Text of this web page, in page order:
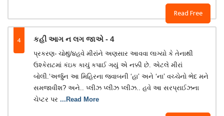
Read Free
4 કહીં આગ ન લગ જાએ - 4
પ્રકરણ- ચોથું/૪હવે મીરાંને અણસાર આવવા લાગ્યો કે તેનાથી
ઉશ્કેરાટમાં કંઇક કાચું કપાઈ ગયું એ નક્કી છે. એટલે મીરાં
બોલી.‘અર્જુન આ મિહિરના જવાબની ‘હા’ અને ‘ના’ વચ્ચેનો ભેદ મને
સમજાવીશ? અને.. પ્લીઝ પ્લીઝ પ્લીઝ.. હવે આ સરપ્રાઈઝના
ચેપ્ટર પર ...Read More